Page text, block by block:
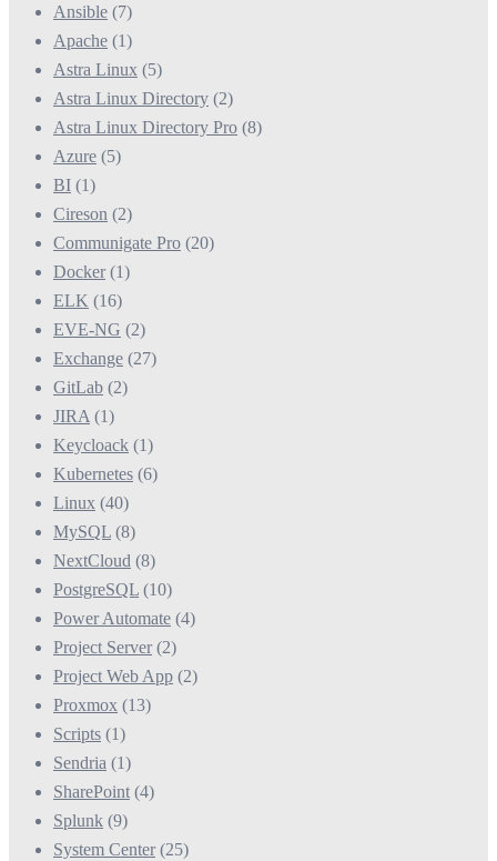
Ansible (7)
Apache (1)
Astra Linux (5)
Astra Linux Directory (2)
Astra Linux Directory Pro (8)
Azure (5)
BI (1)
Cireson (2)
Communigate Pro (20)
Docker (1)
ELK (16)
EVE-NG (2)
Exchange (27)
GitLab (2)
JIRA (1)
Keycloack (1)
Kubernetes (6)
Linux (40)
MySQL (8)
NextCloud (8)
PostgreSQL (10)
Power Automate (4)
Project Server (2)
Project Web App (2)
Proxmox (13)
Scripts (1)
Sendria (1)
SharePoint (4)
Splunk (9)
System Center (25)